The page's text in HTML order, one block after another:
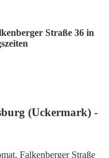
Straße 36 in
(Uckermark) -
Falkenberger Straße